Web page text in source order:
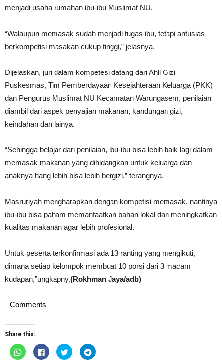
menjadi usaha rumahan ibu-ibu Muslimat NU.
“Walaupun memasak sudah menjadi tugas ibu, tetapi antusias
berkompetisi masakan cukup tinggi,” jelasnya.
Dijelaskan, juri dalam kompetesi datang dari Ahli Gizi
Puskesmas, Tim Pemberdayaan Kesejahteraan Keluarga (PKK)
dan Pengurus Muslimat NU Kecamatan Warungasem, penilaian
diambil dari aspek penyajian makanan, kandungan gizi,
keindahan dan lainya.
“Sehingga belajar dari penilaian, ibu-ibu bisa lebih baik lagi dalam
memasak makanan yang dihidangkan untuk keluarga dan
anaknya hang lebih bisa lebih bergizi,” terangnya.
Masruriyah mengharapkan dengan kompetisi memasak, nantinya
ibu-ibu bisa paham memanfaatkan bahan lokal dan meningkatkan
kualitas makanan agar lebih profesional.
Untuk peserta terkonfirmasi ada 13 ranting yang mengikuti,
dimana setiap kelompok membuat 10 porsi dari 3 macam
kudapan,”ungkapny.(Rokhman Jaya/adb)
Comments
Share this:
Click
to
Click
to
Click
to
Click
to